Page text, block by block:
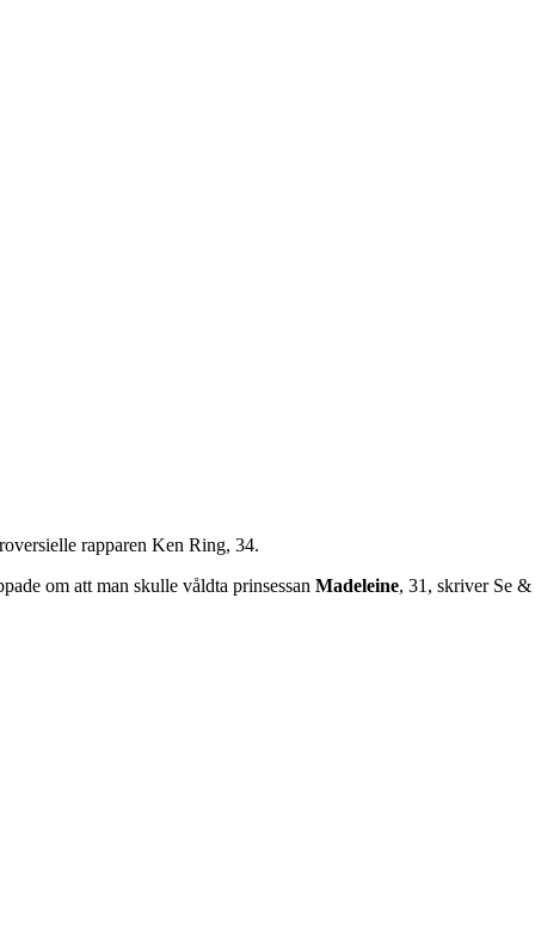
rapparen Ken Ring, 34.
om att man skulle våldta prinsessan Madeleine, 31, skriver Se &